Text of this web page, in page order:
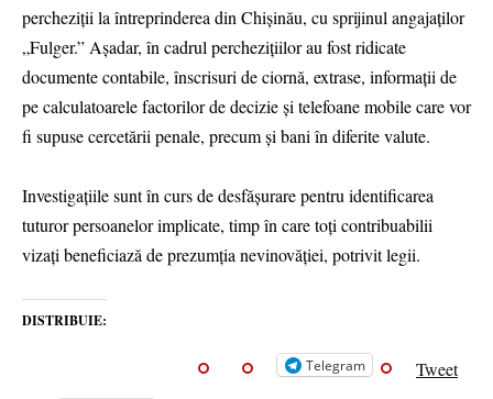
percheziții la întreprinderea din Chișinău, cu sprijinul angajaților
„Fulger.” Așadar, în cadrul perchezițiilor au fost ridicate
documente contabile, înscrisuri de ciornă, extrase, informații de
pe calculatoarele factorilor de decizie și telefoane mobile care vor
fi supuse cercetării penale, precum și bani în diferite valute.
Investigațiile sunt în curs de desfășurare pentru identificarea
tuturor persoanelor implicate, timp în care toți contribuabilii
vizați beneficiază de prezumția nevinovăției, potrivit legii.
DISTRIBUIE:
Telegram Tweet